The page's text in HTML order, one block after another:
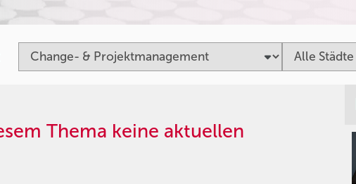
Thema keine aktuellen